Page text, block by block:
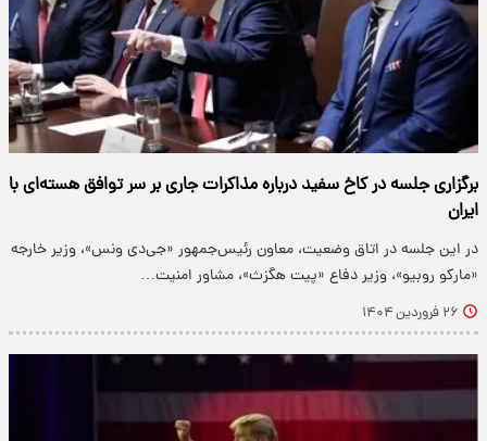
برگزاری جلسه‌ در کاخ سفید درباره مذاکرات جاری بر سر توافق هسته‌ای با
ایران
در این جلسه در اتاق وضعیت، معاون رئیس‌جمهور «جی‌دی ونس»، وزیر خارجه
«مارکو روبیو»، وزیر دفاع «پیت هگزث»، مشاور امنیت…
۲۶ فروردین ۱۴۰۴